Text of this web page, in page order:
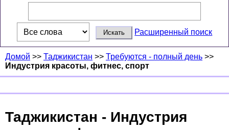
Расширенный поиск
Домой >> Таджикистан >> Требуются - полный день >>
Индустрия красоты, фитнес, спорт
Таджикистан - Индустрия